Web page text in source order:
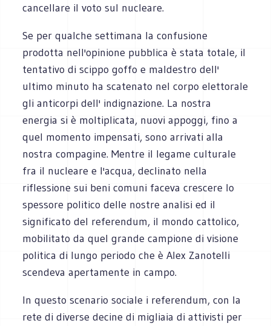
cancellare il voto sul nucleare.
Se per qualche settimana la confusione
prodotta nell'opinione pubblica è stata totale, il
tentativo di scippo goffo e maldestro dell'
ultimo minuto ha scatenato nel corpo elettorale
gli anticorpi dell' indignazione. La nostra
energia si è moltiplicata, nuovi appoggi, fino a
quel momento impensati, sono arrivati alla
nostra compagine. Mentre il legame culturale
fra il nucleare e l'acqua, declinato nella
riflessione sui beni comuni faceva crescere lo
spessore politico delle nostre analisi ed il
significato del referendum, il mondo cattolico,
mobilitato da quel grande campione di visione
politica di lungo periodo che è Alex Zanotelli
scendeva apertamente in campo.
In questo scenario sociale i referendum, con la
rete di diverse decine di migliaia di attivisti per